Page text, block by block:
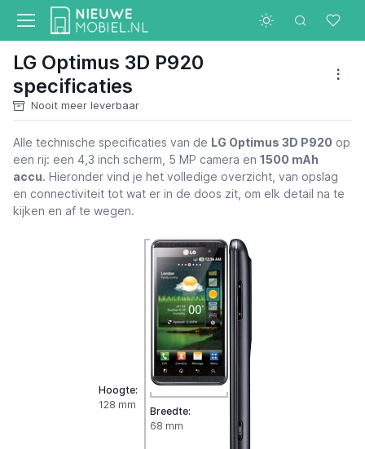
LG Optimus 3D P920
specificaties
Nooit meer leverbaar
Alle technische specificaties van de LG Optimus 3D P920 op
een rij: een 4,3 inch scherm, 5 MP camera en 1500 mAh
accu. Hieronder vind je het volledige overzicht, van opslag
en connectiviteit tot wat er in de doos zit, om elk detail na te
kijken en af te wegen.
Hoogte:
128 mm
Breedte:
68 mm